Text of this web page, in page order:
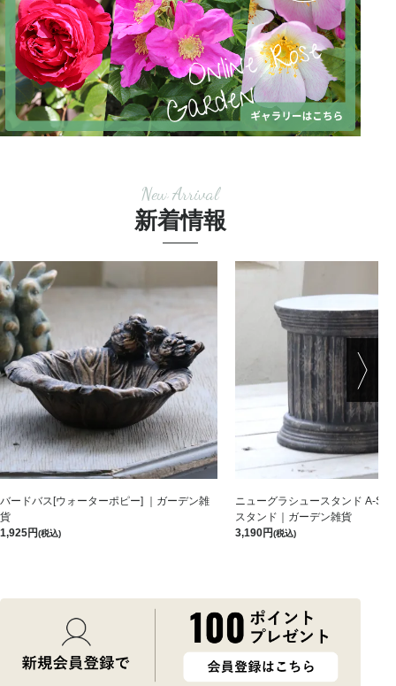
New Arrival
新着情報
バードバス[ウォーターポピー] ｜ガーデン雑
貨
1,925
(税込)
ニューグラシュースタンド A-S-
スタンド｜ガーデン雑貨
3,190
(税込)